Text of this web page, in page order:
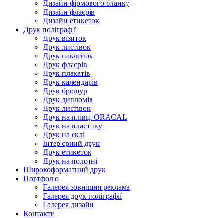
Дизайн фірмового бланку
Дизайн флаєрів
Дизайн етикеток
Друк поліграфії
Друк візиток
Друк листівок
Друк наклейок
Друк флаєрів
Друк плакатів
Друк календарів
Друк брошур
Друк дипломів
Друк листівок
Друк на плівці ORACAL
Друк на пластику
Друк на склі
Інтер'єрний друк
Друк етикеток
Друк на полотні
Широкоформатний друк
Портфоліо
Галерея зовнішня реклама
Галерея друк поліграфії
Галерея дизайн
Контакти